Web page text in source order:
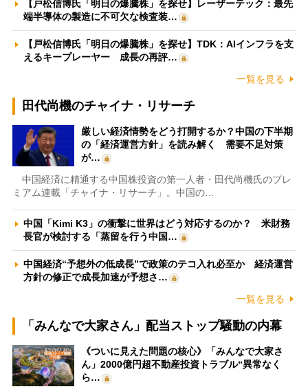
【戸松信博氏「明日の爆騰株」を探せ】レーザーテック：最先
端半導体の製造に不可欠な検査装…
【戸松信博氏「明日の爆騰株」を探せ】TDK：AIインフラを支
えるキープレーヤー 成長の再評…
一覧を見る
田代尚機のチャイナ・リサーチ
厳しい経済情勢をどう打開するか？中国の下半期
の「経済運営方針」を読み解く 需要不足対策
が…
中国経済に精通する中国株投資の第一人者・田代尚機氏のプレ
ミアム連載「チャイナ・リサーチ」。中国の…
中国「Kimi K3」の衝撃に世界はどう対応するのか？ 米財務
長官が検討する「蒸留を行う中国…
中国経済“予想外の低成長”で政策のテコ入れ必至か 経済運営
方針の修正で成長加速が予想さ…
一覧を見る
「みんなで大家さん」配当ストップ騒動の内幕
《ついに見えた問題の核心》「みんなで大家さ
ん」2000億円超不動産投資トラブル“異常なく
ら…